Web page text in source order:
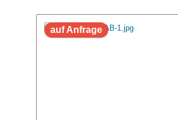
auf Anfrage